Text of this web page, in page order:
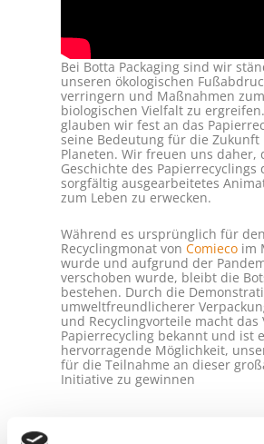
Bei Botta Packaging sind wir
unseren ökologischen
verringern und Maßnahmen
biologischen Vielfalt zu
glauben wir fest an das
seine Bedeutung für die Zukunft
Planeten. Wir freuen uns daher,
Geschichte des
sorgfältig ausgearbeitetes
zum Leben zu erwecken.
Während es ursprünglich für den
Recyclingmonat von Comiecoim
wurde und aufgrund der
verschoben wurde, bleibt die
bestehen. Durch die
umweltfreundlicherer
und Recyclingvorteile macht das
Papierrecycling bekannt und ist
hervorragende Möglichkeit,
für die Teilnahme an dieser
Initiative zu gewinnen